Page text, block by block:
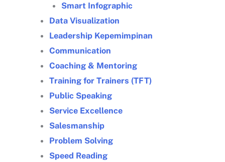
Smart Infographic
Data Visualization
Leadership Kepemimpinan
Communication
Coaching & Mentoring
Training for Trainers (TFT)
Public Speaking
Service Excellence
Salesmanship
Problem Solving
Speed Reading